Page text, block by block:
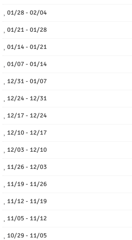
01/28 - 02/04
01/21 - 01/28
01/14 - 01/21
01/07 - 01/14
12/31 - 01/07
12/24 - 12/31
12/17 - 12/24
12/10 - 12/17
12/03 - 12/10
11/26 - 12/03
11/19 - 11/26
11/12 - 11/19
11/05 - 11/12
10/29 - 11/05